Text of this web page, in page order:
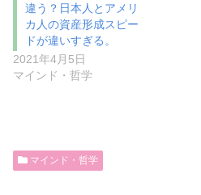
違う？日本人とアメリ
カ人の資産形成スピー
ドが違いすぎる。
2021年4月5日
マインド・哲学
マインド・哲学